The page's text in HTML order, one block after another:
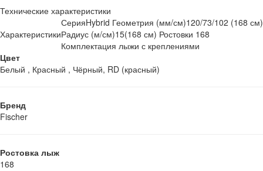
Технические характеристики
Характеристики
СерияHybrid Геометрия (мм/см)120/73/102 (168 см)
Радиус (м/см)15(168 см) Ростовки 168
Комплектация лыжи с креплениями
Цвет
Белый , Красный , Чёрный, RD (красный)
Бренд
Fischer
Ростовка лыж
168